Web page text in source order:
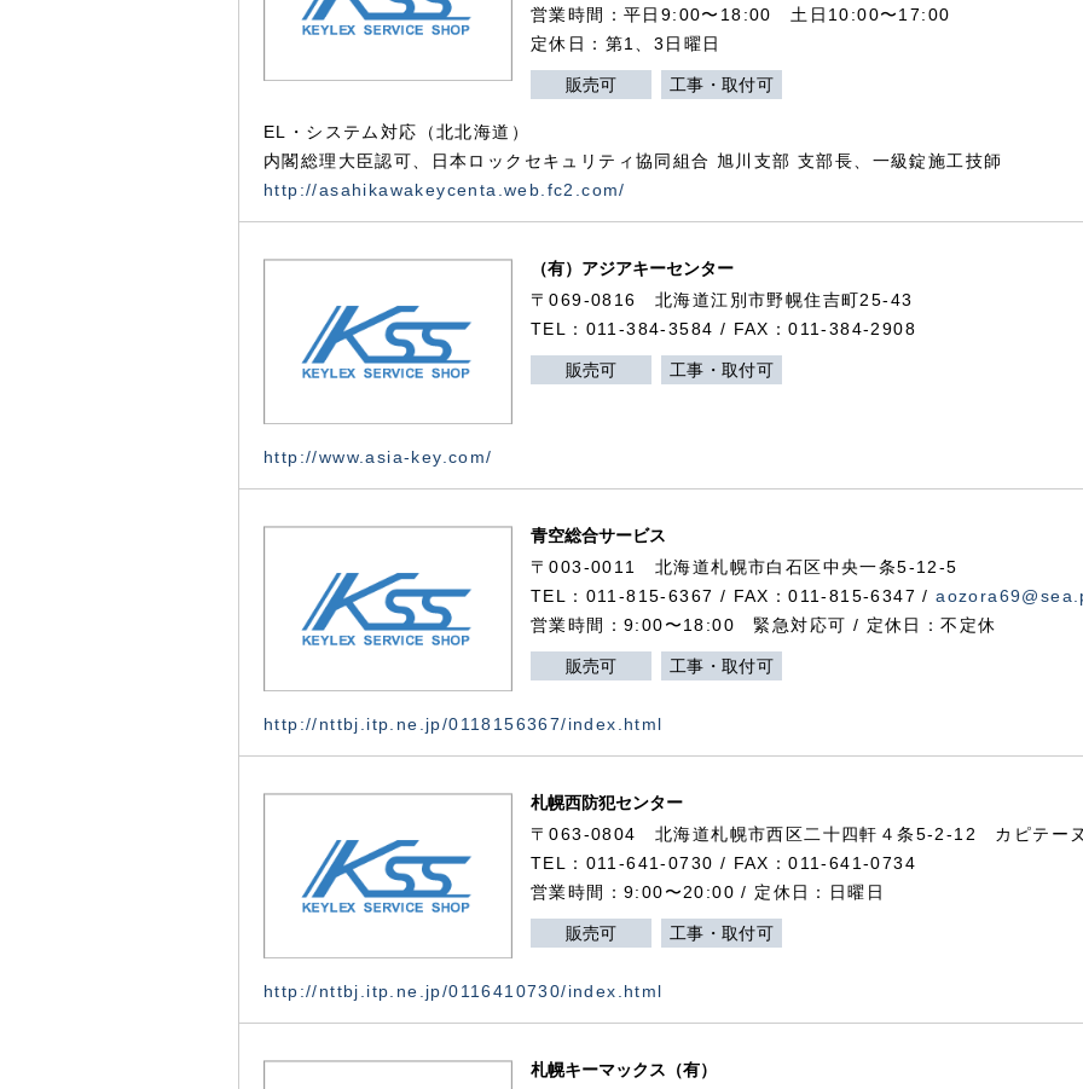
営業時間：平日9:00〜18:00 土日10:00〜17:00
定休日：第1、3日曜日
販売可 工事・取付可
EL・システム対応（北北海道）
内閣総理大臣認可、日本ロックセキュリティ協同組合 旭川支部 支部長、一級錠施工技師
http://asahikawakeycenta.web.fc2.com/
（有）アジアキーセンター
〒069-0816 北海道江別市野幌住吉町25-43
TEL：011-384-3584 / FAX：011-384-2908
販売可 工事・取付可
http://www.asia-key.com/
青空総合サービス
〒003-0011 北海道札幌市白石区中央一条5-12-5
TEL：011-815-6367 / FAX：011-815-6347 /
営業時間：9:00〜18:00 緊急対応可 / 定休日：不定休
販売可 工事・取付可
http://nttbj.itp.ne.jp/0118156367/index.html
札幌西防犯センター
〒063-0804 北海道札幌市西区二十四軒４条5-2-12 カピテー
TEL：011-641-0730 / FAX：011-641-0734
営業時間：9:00〜20:00 / 定休日：日曜日
販売可 工事・取付可
http://nttbj.itp.ne.jp/0116410730/index.html
札幌キーマックス（有）